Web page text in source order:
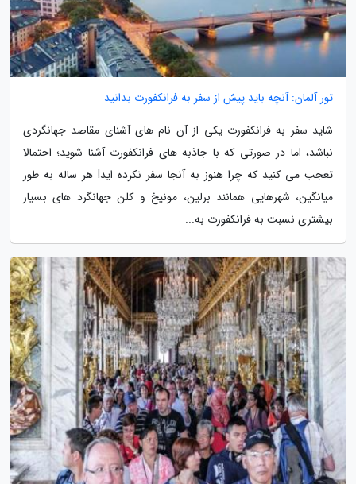
تور آلمان: آنچه باید پیش از سفر به فرانکفورت بدانید
شاید سفر به فرانکفورت یکی از آن نام های آشنای مقاصد جهانگردی
نباشد، اما در صورتی که با جاذبه های فرانکفورت آشنا شوید؛ احتمالا
تعجب می کنید که چرا هنوز به آنجا سفر نکرده اید! هر ساله به طور
میانگین، شهرهایی همانند برلین، مونیخ و کلن جهانگرد های بسیار
بیشتری نسبت به فرانکفورت به...